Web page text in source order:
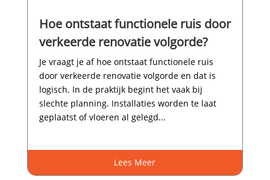
Hoe ontstaat functionele ruis door
verkeerde renovatie volgorde?
Je vraagt je af hoe ontstaat functionele ruis
door verkeerde renovatie volgorde en dat is
logisch.​ In de praktijk begint het vaak bij
slechte planning.​ Installaties worden te laat
geplaatst of vloeren al gelegd...
Lees Meer